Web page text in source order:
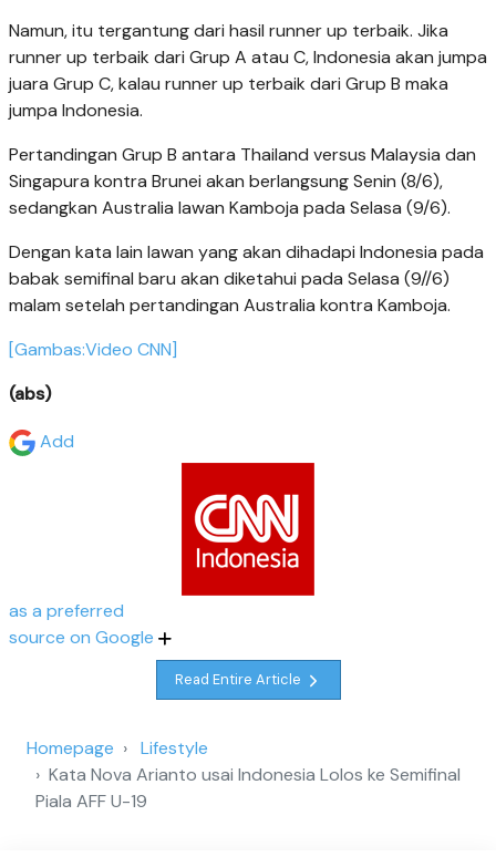
Namun, itu tergantung dari hasil runner up terbaik. Jika
runner up terbaik dari Grup A atau C, Indonesia akan jumpa
juara Grup C, kalau runner up terbaik dari Grup B maka
jumpa Indonesia.
Pertandingan Grup B antara Thailand versus Malaysia dan
Singapura kontra Brunei akan berlangsung Senin (8/6),
sedangkan Australia lawan Kamboja pada Selasa (9/6).
Dengan kata lain lawan yang akan dihadapi Indonesia pada
babak semifinal baru akan diketahui pada Selasa (9//6)
malam setelah pertandingan Australia kontra Kamboja.
[Gambas:Video CNN]
(abs)
Add
as a preferred
source on Google
Read Entire Article
Homepage
Lifestyle
Kata Nova Arianto usai Indonesia Lolos ke Semifinal
Piala AFF U-19